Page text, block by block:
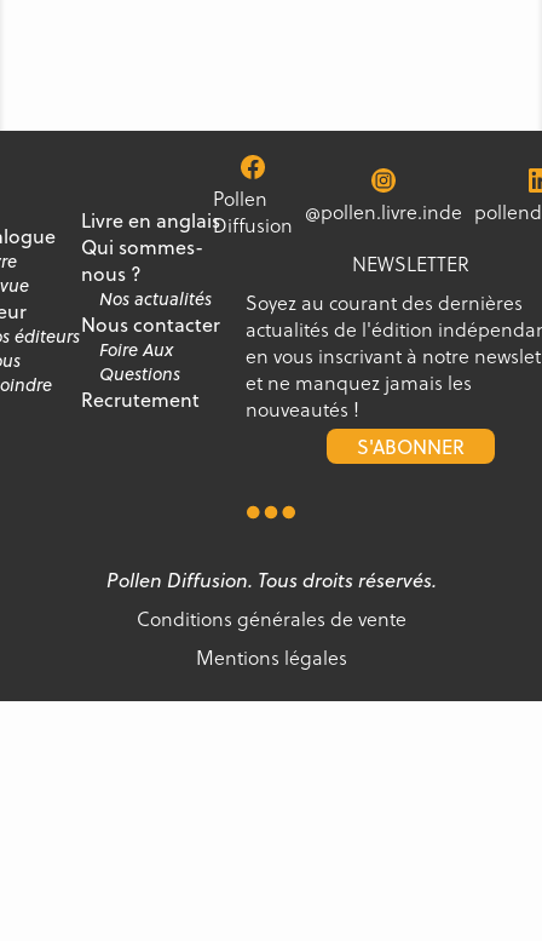
éditeurs
Livre en anglais
Qui sommes-
nous ?
Nos actualités
Nous contacter
Foire Aux
Questions
Recrutement
Pollen
Diffusion @pollen.livre.inde
NEWSLETTER
Soyez au courant des dernières
actualités de l'édition
en vous inscrivant à notre
et ne manquez jamais les
nouveautés !
S'ABONNER
Pollen Diffusion. Tous droits réservés.
Conditions générales de vente
Mentions légales